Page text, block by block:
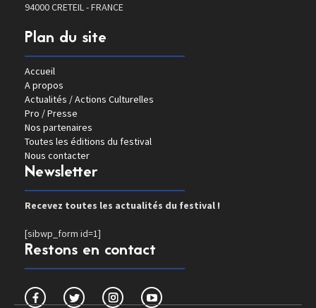
94000 CRETEIL - FRANCE
Plan du site
Accueil
A propos
Actualités / Actions Culturelles
Pro / Presse
Nos partenaires
Toutes les éditions du festival
Nous contacter
Newsletter
Recevez toutes les actualités du festival !
[sibwp_form id=1]
Restons en contact